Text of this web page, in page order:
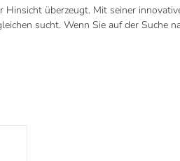
überzeugt. Mit seiner
sucht. Wenn Sie auf der